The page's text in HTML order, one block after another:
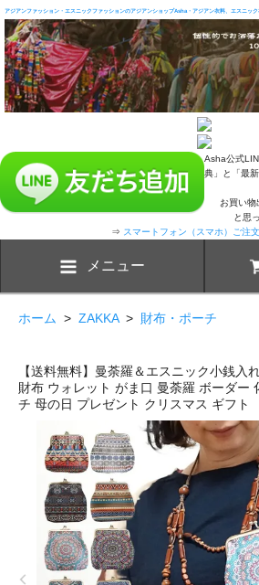
アジアンファッション・エスニックファッションのアジアンショップAsha・アジアン衣料、エスニック
Asha公式
典」と「最
お買い物
と思
⇒ スマートフォン（スマホ）ご注
メニュー
ホーム > ZAKKA> 財布・ポーチ
【送料無料】曼荼羅＆エスニック小銭入
財布 ウォレット がま口 曼荼羅 ボーダー
チ 母の日 プレゼント クリスマス ギフト